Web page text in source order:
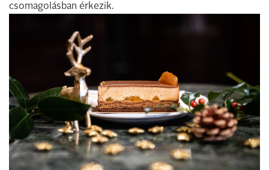
csomagolásban érkezik.